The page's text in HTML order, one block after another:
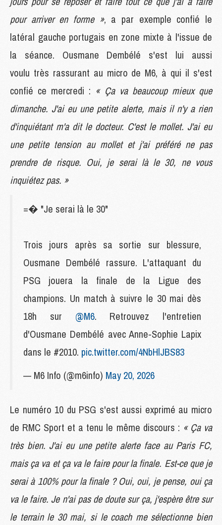
pour arriver en forme », a par exemple confié le
latéral gauche portugais en zone mixte à l'issue de
la séance. Ousmane Dembélé s'est lui aussi
voulu très rassurant au micro de M6, à qui il s'est
confié ce mercredi : « Ça va beaucoup mieux que
dimanche. J'ai eu une petite alerte, mais il n'y a rien
d'inquiétant m'a dit le docteur. C'est le mollet. J'ai eu
une petite tension au mollet et j'ai préféré ne pas
prendre de risque. Oui, je serai là le 30, ne vous
inquiétez pas. »
=� "Je serai là le 30"
Trois jours après sa sortie sur blessure,
Ousmane Dembélé rassure. L'attaquant du
PSG jouera la finale de la Ligue des
champions. Un match à suivre le 30 mai dès
18h sur @M6. Retrouvez l'entretien
d'Ousmane Dembélé avec Anne-Sophie Lapix
dans le #2010. pic.twitter.com/4NbHlJBS83
— M6 Info (@m6info) May 20, 2026
Le numéro 10 du PSG s'est aussi exprimé au micro
de RMC Sport et a tenu le même discours : « Ça va
très bien. J'ai eu une petite alerte face au Paris FC,
mais ça va et ça va le faire pour la finale. Est-ce que je
serai à 100% pour la finale ? Oui, oui, je pense, oui ça
va le faire. Je n'ai pas de doute sur ça, j'espère être sur
le terrain le 30 mai, si le coach me sélectionne bien